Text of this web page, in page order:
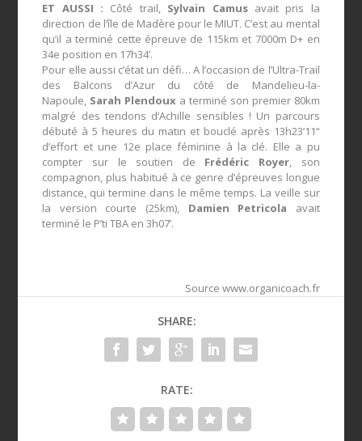
ET AUSSI : Côté trail, Sylvain Camusavait pris la
direction de l’île de Madère pour le MIUT. C’est au mental
qu’il a terminé cette épreuve de 115km et 7000m D+ en
34e position en 17h34’.
​Pour elle aussi c’état un défi… A l’occasion de l’Ultra-Trail
des Balcons d’Azur du côté de Mandelieu-la-
Napoule, Sarah Plendoux a terminé son premier 80km
malgré des tendons d’Achille sensibles ! Un parcours
débuté à 5 heures du matin et bouclé après 13h23’11“
d’effort et une 12e place féminine à la clé. Elle a pu
compter sur le soutien de Frédéric Royer, son
compagnon, plus habitué à ce genre d’épreuves longue
distance, qui termine dans le même temps. La veille sur
la version courte (25km), Damien Petricola avait
terminé le P’ti TBA en 3h07’.
Source www.organicoach.fr
SHARE:
RATE: